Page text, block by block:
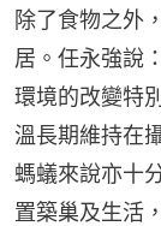
除了食物之外
居。任永強說
環境的改變特
溫長期維持在
螞蟻來說亦十
置築巢及生活